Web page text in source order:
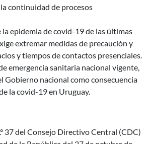
continuidad de procesos
la epidemia de covid-19 de las últimas
extremar medidas de precaución y
y tiempos de contactos presenciales.
emergencia sanitaria nacional vigente,
Gobierno nacional como consecuencia
la covid-19 en Uruguay.
37 del Consejo Directivo Central (CDC)